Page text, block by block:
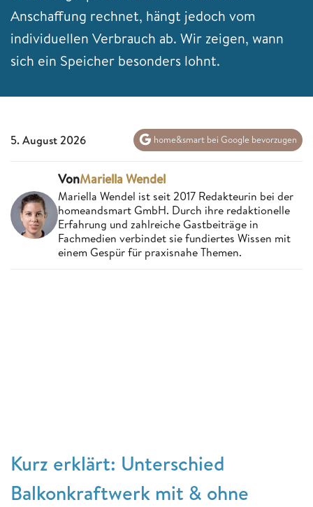
Anschaffung rechnet, hängt jedoch vom
individuellen Verbrauch ab. Wir zeigen, wann
sich ein Speicher besonders lohnt.
5. August 2026 home&smart bei Google bevorzugen
VonMariella Wendel
Mariella Wendel ist seit 2017 Redakteurin bei der
homeandsmart GmbH. Durch ihre redaktionelle
Erfahrung und zahlreiche Gastbeiträge in
Fachmedien verbindet sie fundiertes Wissen mit
einem Gespür für praxisnahe Themen.
Kurz erklärt: Unterschied
Balkonkraftwerk mit & ohne